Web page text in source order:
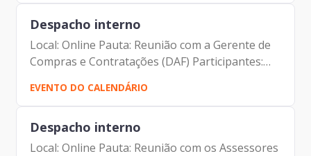
Fares Hadi (Diretor de...
Despacho interno
Local: Online Pauta: Reunião com a Gerente de
Compras e Contratações (DAF) Participantes:
Amanda Carrara Doria (Gerente de Compras e
Contratações da Prodam) Francisco de Padovan
Forbes (...
EVENTO DO CALENDÁRIO
Despacho interno
Local: Online Pauta: Reunião com os Assessores